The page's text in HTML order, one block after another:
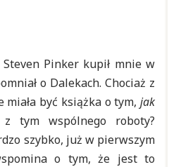
Pinker kupił mnie w
o Dalekach. Chociaż z
miała być książka o tym, jak
tym wspólnego roboty?
szybko, już w pierwszym
o tym, że jest to